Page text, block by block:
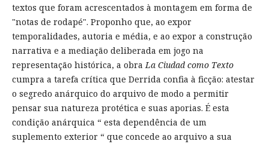
textos que foram acrescentados à montagem em forma de
"notas de rodapé". Proponho que, ao expor
temporalidades, autoria e média, e ao expor a construção
narrativa e a mediação deliberada em jogo na
representação histórica, a obraLa Ciudad como Texto
cumpra a tarefa crítica que Derrida confia à ficção: atestar
o segredo anárquico do arquivo de modo a permitir
pensar sua natureza protética e suas aporias. É esta
condição anárquica “ esta dependência de um
suplemento exterior “ que concede ao arquivo a sua